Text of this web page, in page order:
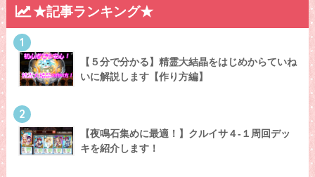
★記事ランキング★
1
【５分で分かる】精霊大結晶をはじめからていね
いに解説します【作り方編】
2
【夜鳴石集めに最適！】クルイサ４-１周回デッ
キを紹介します！